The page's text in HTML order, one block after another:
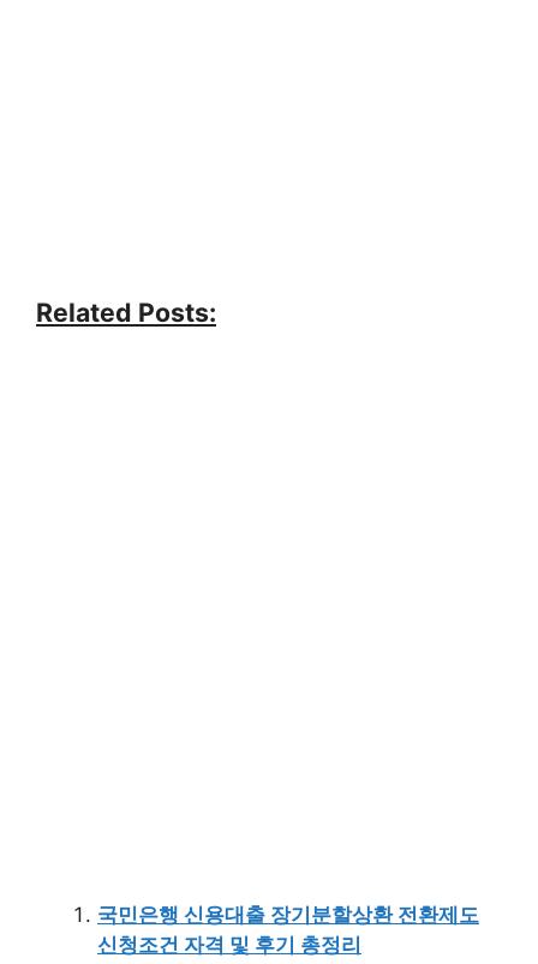
Related Posts:
국민은행 신용대출 장기분할상환 전환제도
신청조건 자격 및 후기 총정리